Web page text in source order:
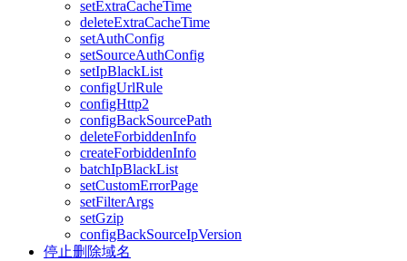
setExtraCacheTime
deleteExtraCacheTime
setAuthConfig
setSourceAuthConfig
setIpBlackList
configUrlRule
configHttp2
configBackSourcePath
deleteForbiddenInfo
createForbiddenInfo
batchIpBlackList
setCustomErrorPage
setFilterArgs
setGzip
configBackSourceIpVersion
停止删除域名